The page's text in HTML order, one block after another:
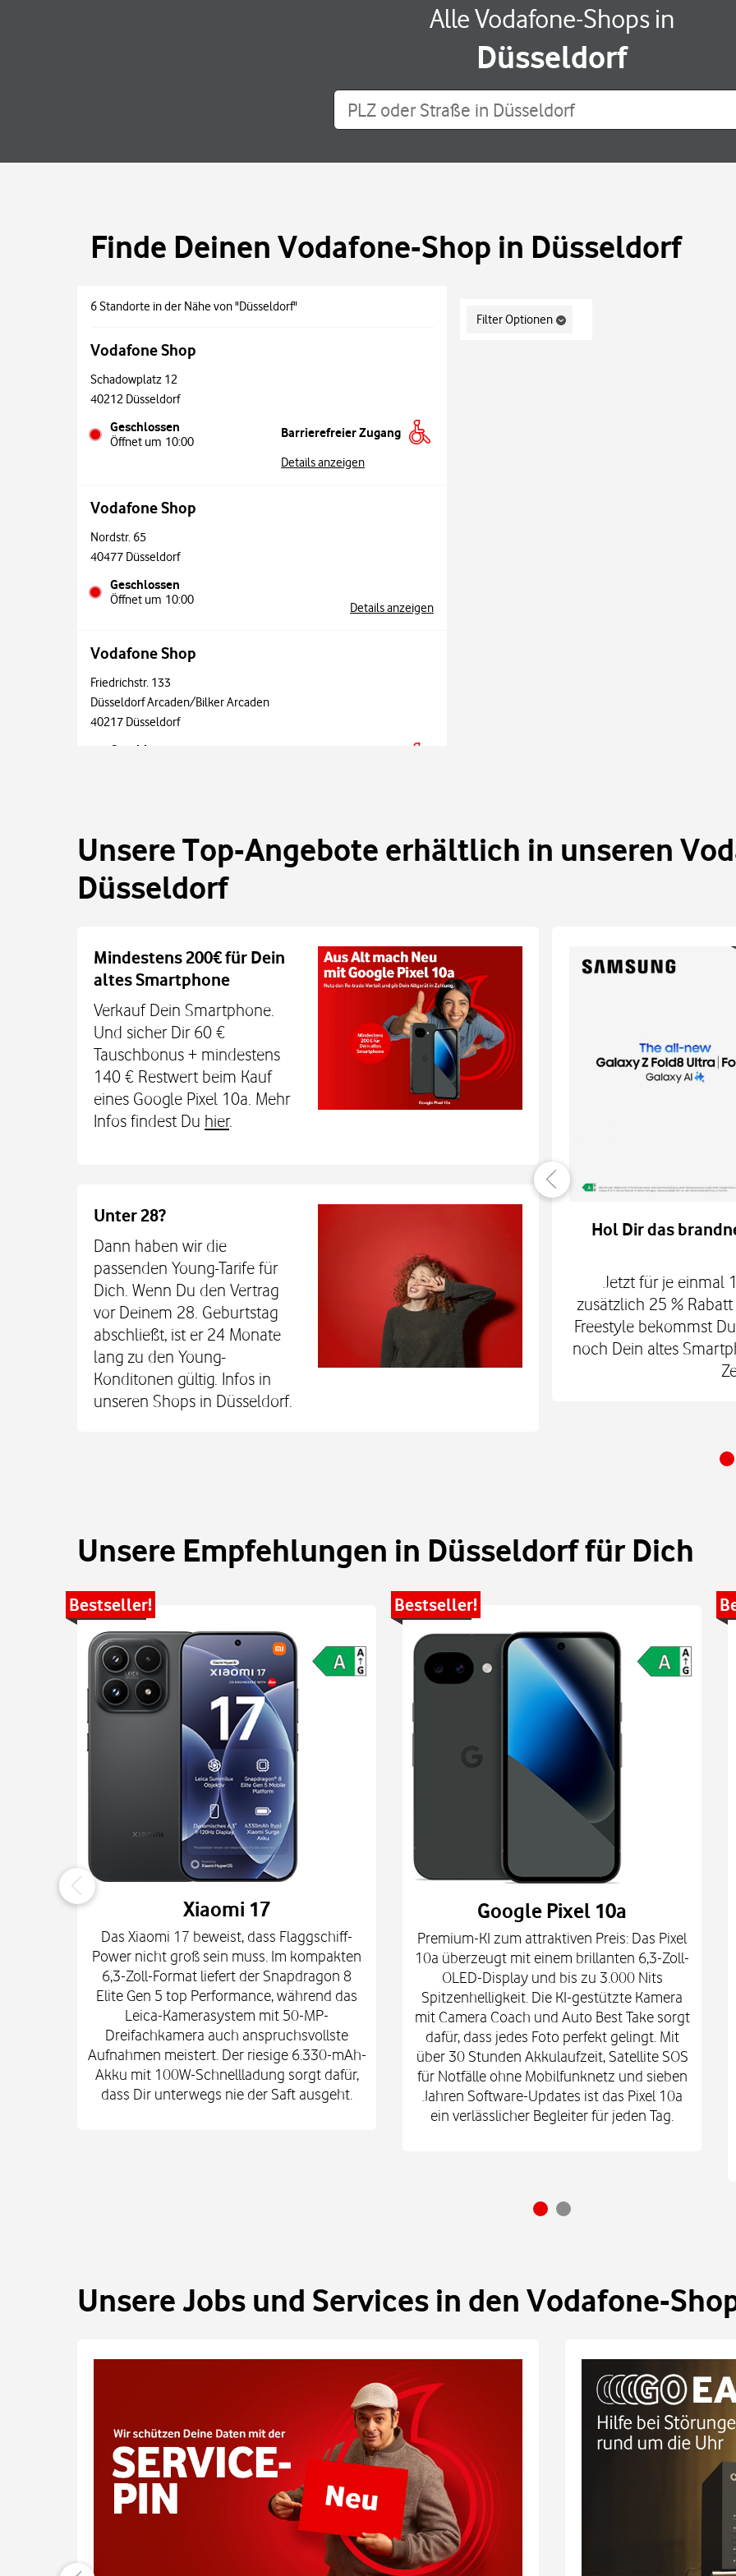
Alle Vodafone-Shops in
Düsseldorf
PLZ oder Straße in Düsseldorf
Finde Deinen Vodafone-Shop in Düsseldorf
Display filters.
Filter Optionen
6 Standorte in der Nähe von "Düsseldorf"
Vodafone Shop
Schadowplatz 12
40212 Düsseldorf
Geschlossen
Öffnet um 10:00
Barrierefreier Zugang
Details anzeigen
Vodafone Shop
Nordstr. 65
40477 Düsseldorf
Geschlossen
Öffnet um 10:00
Details anzeigen
Vodafone Shop
Friedrichstr. 133
Düsseldorf Arcaden/Bilker Arcaden
40217 Düsseldorf
Geschlossen
Luegallee 93
40545Düsseldorf
Vodafone Shop
Ferdinand-Braun-Platz 1
40549
Düsseldorf
Jetzt geöffnet
Schließt um 17:00
Barrierefreier Zugang
Geschlossen
Öffnet um
Unsere Top-Angebote erhältlich in unseren
Düsseldorf
Mindestens 200€ für Dein
altes Smartphone
Verkauf Dein Smartphone.
Und sicher Dir 60 €
Tauschbonus + mindestens
140 € Restwert beim Kauf
eines Google Pixel 10a. Mehr
Infos findest Du hier.
Unter 28?
Dann haben wir die
passenden Young-Tarife für
Dich. Wenn Du den Vertrag
vor Deinem 28. Geburtstag
abschließt, ist er 24 Monate
lang zu den Young-
Konditonen gültig. Infos in
unseren Shops in Düsseldorf.
Hol Dir jetzt 365 GB statt 250 GB und eine Telefon-Flatrate für
einmal 99,99 € mit dem CallYa Jahrespaket M. Und bleib 365 Tage
entspannt verbunden. Alle Infos in unseren Shops.
Hol Dir das
Jetzt für je einmal
zusätzlich 25 %
Freestyle bekommst
noch Dein altes
Unsere Empfehlungen in Düsseldorf für Dich
Bestseller!
Xiaomi 17
Das Xiaomi 17 beweist, dass Flaggschiff-
Power nicht groß sein muss. Im kompakten
6,3-Zoll-Format liefert der Snapdragon 8
Elite Gen 5 top Performance, während das
Leica-Kamerasystem mit 50-MP-
Dreifachkamera auch anspruchsvollste
Aufnahmen meistert. Der riesige 6.330-mAh-
Akku mit 100W-Schnellladung sorgt dafür,
dass Dir unterwegs nie der Saft ausgeht.
Bestseller!
Google Pixel 10a
Premium-KI zum attraktiven Preis: Das Pixel
10a überzeugt mit einem brillanten 6,3-Zoll-
OLED-Display und bis zu 3.000 Nits
Spitzenhelligkeit. Die KI-gestützte Kamera
mit Camera Coach und Auto Best Take sorgt
dafür, dass jedes Foto perfekt gelingt. Mit
über 30 Stunden Akkulaufzeit, Satellite SOS
für Notfälle ohne Mobilfunknetz und sieben
Jahren Software-Updates ist das Pixel 10a
ein verlässlicher Begleiter für jeden Tag.
Unsere Jobs und Services in den Vodafone-